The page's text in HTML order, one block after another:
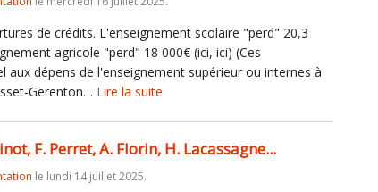
de crédits. L'enseignement scolaire "perd" 20,3
agricole "perd" 18 000€ (ici, ici) (Ces
dépens de l'enseignement supérieur ou internes à
Gerenton… Lire la suite
F. Perret, A. Florin, H. Lacassagne...
le lundi 14 juillet 2025.